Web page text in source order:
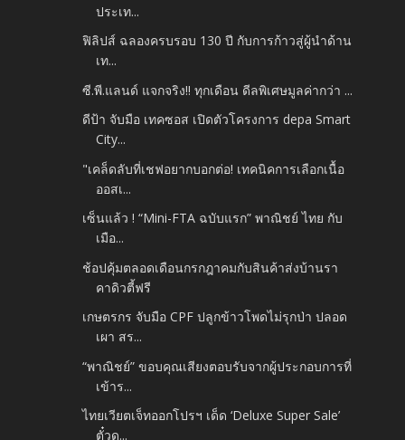
ประเท...
ฟิลิปส์ ฉลองครบรอบ 130 ปี กับการก้าวสู่ผู้นำด้าน
เท...
ซี.พี.แลนด์ แจกจริง!! ทุกเดือน ดีลพิเศษมูลค่ากว่า ...
ดีป้า จับมือ เทคซอส เปิดตัวโครงการ depa Smart
City...
"เคล็ดลับที่เชฟอยากบอกต่อ! เทคนิคการเลือกเนื้อ
ออสเ...
เซ็นแล้ว ! “Mini-FTA ฉบับแรก” พาณิชย์ ไทย กับ
เมือ...
ช้อปคุ้มตลอดเดือนกรกฎาคมกับสินค้าส่งบ้านรา
คาดิวตี้ฟรี
เกษตรกร จับมือ CPF ปลูกข้าวโพดไม่รุกป่า ปลอด
เผา สร...
“พาณิชย์” ขอบคุณเสียงตอบรับจากผู้ประกอบการที่
เข้าร...
ไทยเวียตเจ็ทออกโปรฯ เด็ด ‘Deluxe Super Sale’
ตั๋วด...